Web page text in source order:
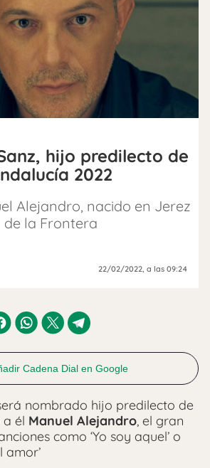
hijo predilecto de
2022
Alejandro, nacido en Jerez
de la Frontera
22/02/2022, a las 09:24
Cadena Dial en Google
nombrado hijo predilecto de
él Manuel Alejandro, el gran
como ‘Yo soy aquel’ o
amor’